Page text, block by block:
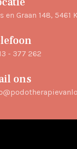
en Graan 148, 5461
- 377 262
ons